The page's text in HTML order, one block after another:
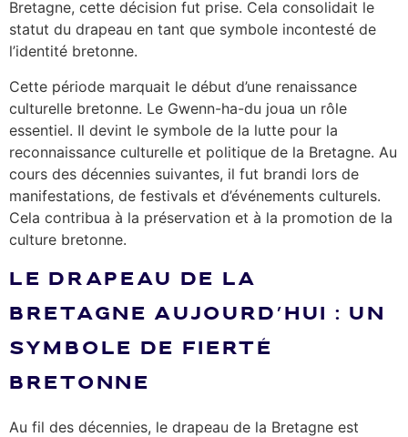
Bretagne, cette décision fut prise. Cela consolidait le
statut du drapeau en tant que symbole incontesté de
l’identité bretonne.
Cette période marquait le début d’une renaissance
culturelle bretonne. Le Gwenn-ha-du joua un rôle
essentiel. Il devint le symbole de la lutte pour la
reconnaissance culturelle et politique de la Bretagne. Au
cours des décennies suivantes, il fut brandi lors de
manifestations, de festivals et d’événements culturels.
Cela contribua à la préservation et à la promotion de la
culture bretonne.
LE DRAPEAU DE LA
BRETAGNE AUJOURD’HUI : UN
SYMBOLE DE FIERTÉ
BRETONNE
Au fil des décennies, le drapeau de la Bretagne est